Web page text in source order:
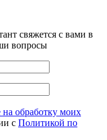
свяжется с вами в
вопросы
на обработку моих
с Политикой по